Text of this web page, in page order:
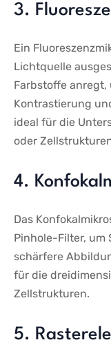
3.
Ein
Lichtquelle
Farbstoffe anregt,
Kontrastierung
ideal für die
oder
4.
Das
Pinhole-Filter,‍ um
schärfere
für die
Zellstrukturen.
5.⁤